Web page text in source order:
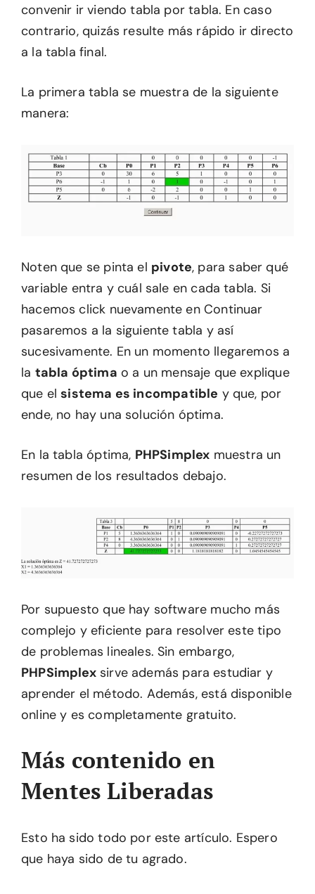
convenir ir viendo tabla por tabla. En caso
contrario, quizás resulte más rápido ir directo
a la tabla final.
La primera tabla se muestra de la siguiente
manera:
Noten que se pinta el pivote, para saber qué
variable entra y cuál sale en cada tabla. Si
hacemos click nuevamente en Continuar
pasaremos a la siguiente tabla y así
sucesivamente. En un momento llegaremos a
la tabla óptima o a un mensaje que explique
que elsistema es incompatible y que, por
ende, no hay una solución óptima.
En la tabla óptima, PHPSimplex muestra un
resumen de los resultados debajo.
Por supuesto que hay software mucho más
complejo y eficiente para resolver este tipo
de problemas lineales. Sin embargo,
PHPSimplexsirve además para estudiar y
aprender el método. Además, está disponible
online y es completamente gratuito.
Más contenido en
Mentes Liberadas
Esto ha sido todo por este artículo. Espero
que haya sido de tu agrado.